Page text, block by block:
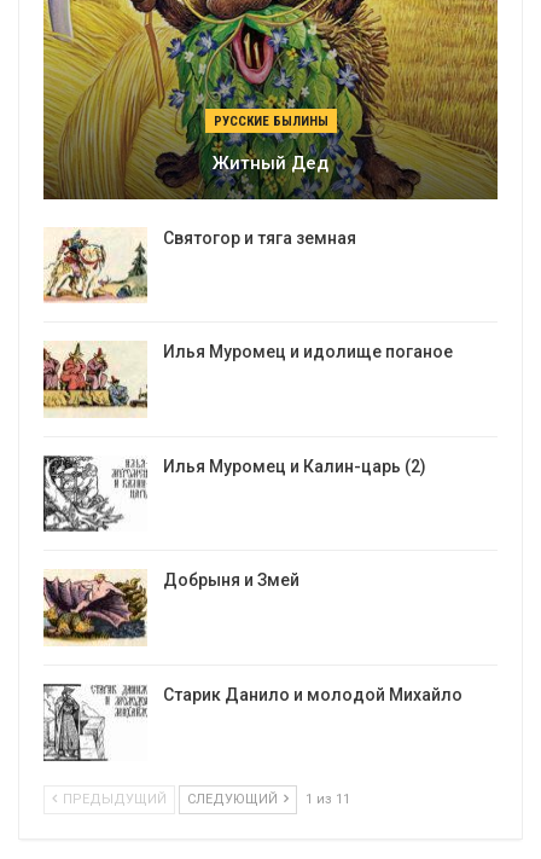
РУССКИЕ БЫЛИНЫ
Житный Дед
Святогор и тяга земная
Илья Муромец и идолище поганое
Илья Муромец и Калин-царь (2)
Добрыня и Змей
Старик Данило и молодой Михайло
ПРЕДЫДУЩИЙ СЛЕДУЮЩИЙ 1 из 11